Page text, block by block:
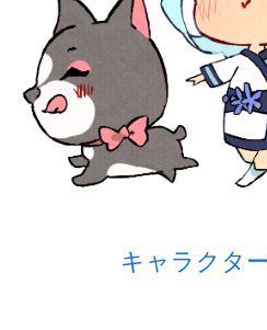
キャラクタ